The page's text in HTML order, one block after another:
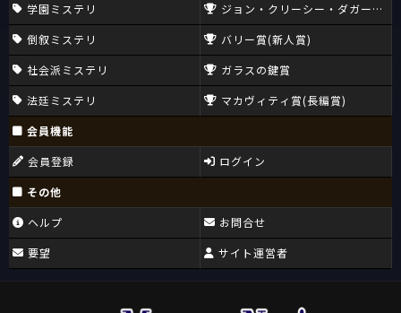
学園ミステリ
倒叙ミステリ
社会派ミステリ
法廷ミステリ
ジョン・クリーシー・ダガー賞
バリー賞(新人賞)
ガラスの鍵賞
マカヴィティ賞(長編賞)
会員機能
会員登録
ログイン
その他
ヘルプ
要望
お問合せ
サイト運営者